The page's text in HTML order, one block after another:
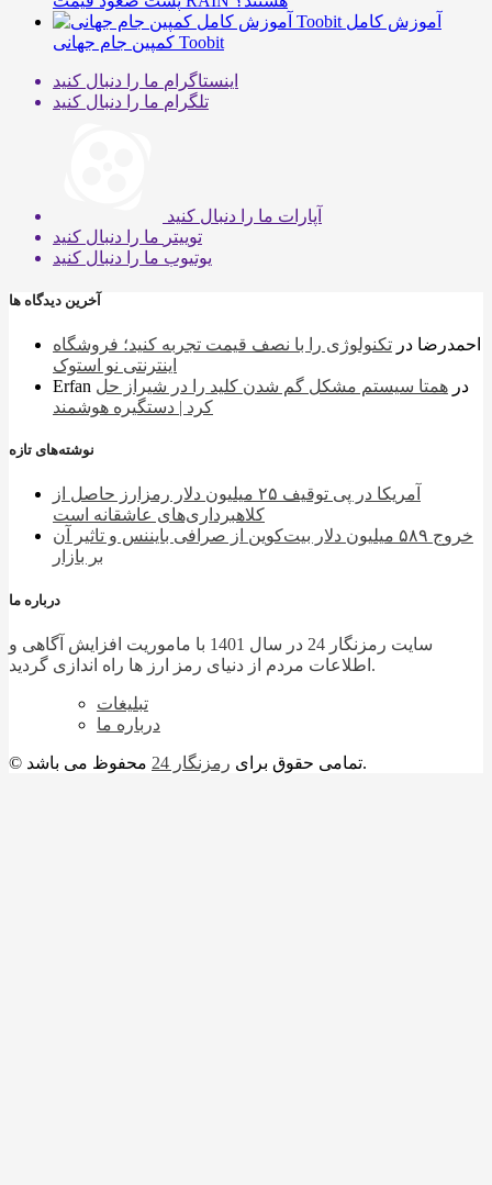
آموزش کامل
کمپین جام جهانی Toobit
اینستاگرام ما را دنبال کنید
تلگرام ما را دنبال کنید
آپارات ما را دنبال کنید
توییتر ما را دنبال کنید
یوتیوب ما را دنبال کنید
آخرین دیدگاه ها
احمدرضا در تکنولوژی را با نصف قیمت تجربه کنید؛ فروشگاه
اینترنتی نو استوک
Erfan
در همتا سیستم مشکل گم شدن کلید را در شیراز حل
کرد | دستگیره هوشمند
نوشته‌های تازه
آمریکا در پی توقیف ۲۵ میلیون دلار رمزارز حاصل از
کلاهبرداری‌های عاشقانه است
خروج ۵۸۹ میلیون دلار بیت‌کوین از صرافی بایننس و تاثیر آن
بر بازار
درباره ما
سایت رمزنگار 24 در سال 1401 با ماموریت افزایش آگاهی و
اطلاعات مردم از دنیای رمز ارز ها راه اندازی گردید.
تبلیغات
درباره ما
© تمامی حقوق برای رمزنگار 24 محفوظ می باشد.